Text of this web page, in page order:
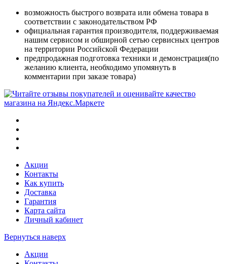
возможность быстрого возврата или обмена товара в
соответствии с законодательством РФ
официальная гарантия производителя, поддерживаемая
нашим сервисом и обширной сетью сервисных центров
на территории Российской Федерации
предпродажная подготовка техники и демонстрация(по
желанию клиента, необходимо упомянуть в
комментарии при заказе товара)
Акции
Контакты
Как купить
Доставка
Гарантия
Карта сайта
Личный кабинет
Вернуться наверх
Акции